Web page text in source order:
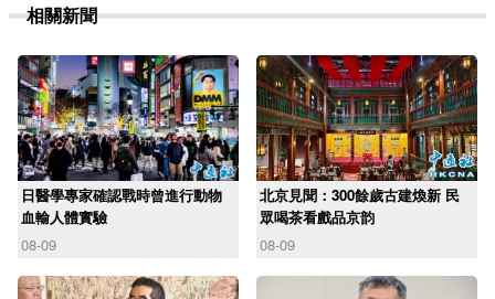
相關新聞
日醫學專家確認戰時曾進行動物
血輸人體實驗
08-09
北京見聞：300餘歲古建煥新 民
眾喝茶看戲品京韵
08-09